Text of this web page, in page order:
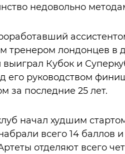
недовольно
тренером лондонцев в
Кубок и
его руководством
за последние 25 лет.
начал худшим
всего 14 баллов
отделяют всего